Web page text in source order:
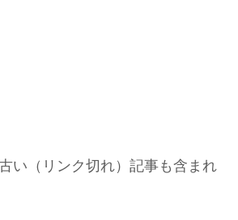
い（リンク切れ）記事も含まれ